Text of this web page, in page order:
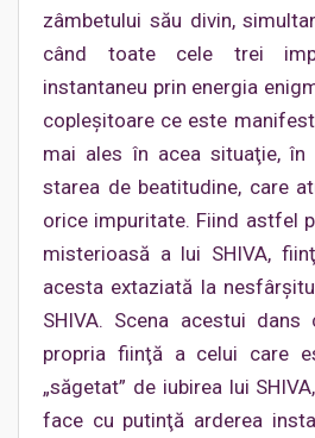
zâmbetului său divin,
când toate cele trei
instantaneu prin energia
copleşitoare ce este
mai ales în acea situaţie,
starea de beatitudine, care
orice impuritate. Fiind astfel
misterioasă a lui SHIVA,
acesta extaziată la
SHIVA. Scena acestui
propria fiinţă a celui care
„săgetat” de iubirea lui
face cu putinţă arderea